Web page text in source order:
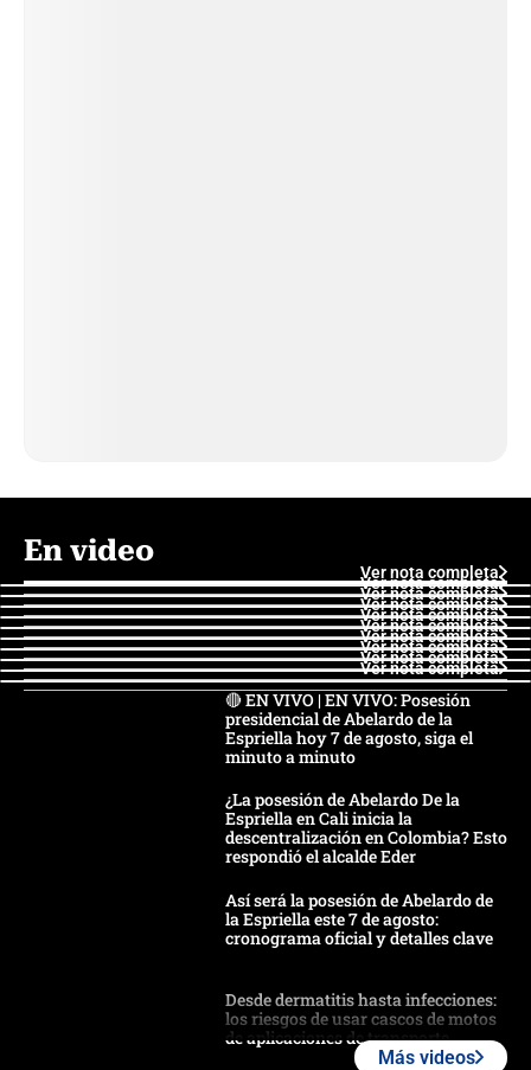
En video
Ver nota completa
Ver nota completa
Ver nota completa
Ver nota completa
Ver nota completa
Ver nota completa
Ver nota completa
Ver nota completa
Ver nota completa
Ver nota completa
🔴 EN VIVO | EN VIVO: Posesión
presidencial de Abelardo de la
Espriella hoy 7 de agosto, siga el
minuto a minuto
¿La posesión de Abelardo De la
Espriella en Cali inicia la
descentralización en Colombia? Esto
respondió el alcalde Eder
Así será la posesión de Abelardo de
la Espriella este 7 de agosto:
cronograma oficial y detalles clave
Desde dermatitis hasta infecciones:
los riesgos de usar cascos de motos
de aplicaciones de transporte
Más videos